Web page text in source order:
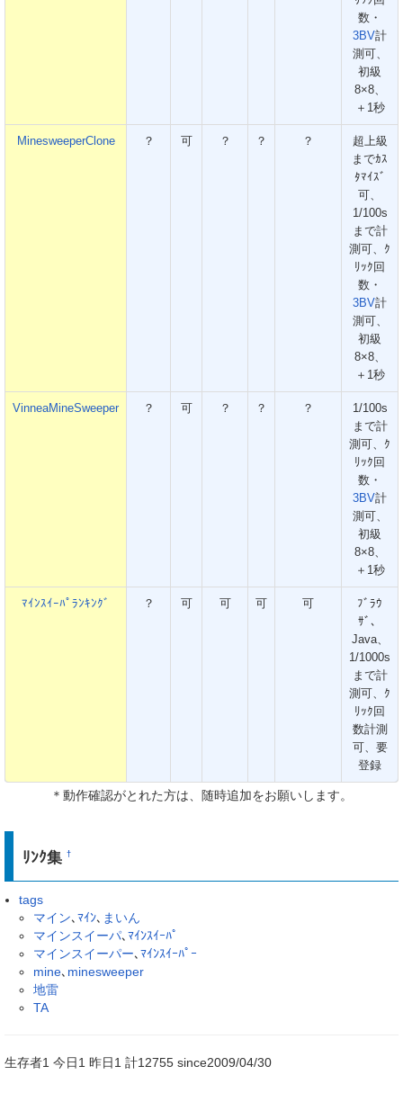
数・
3BV計
測可、
初級
8×8、
＋1秒
MinesweeperClone ？ 可 ？ ？ ？
超上級
までｶｽ
ﾀﾏｲｽﾞ
可、
1/100s
まで計
測可、ｸ
ﾘｯｸ回
数・
3BV計
測可、
初級
8×8、
＋1秒
VinneaMineSweeper ？ 可 ？ ？ ？
1/100s
まで計
測可、ｸ
ﾘｯｸ回
数・
3BV計
測可、
初級
8×8、
＋1秒
ﾏｲﾝｽｲｰﾊﾟﾗﾝｷﾝｸﾞ ？ 可 可 可 可
ﾌﾞﾗｳ
ｻﾞ、
Java、
1/1000s
まで計
測可、ｸ
ﾘｯｸ回
数計測
可、要
登録
＊動作確認がとれた方は、随時追加をお願いします。
ﾘﾝｸ集†
tags
マイン､ ﾏｲﾝ､ まいん
マインスイーパ､ ﾏｲﾝｽｲｰﾊﾟ
マインスイーパー､ ﾏｲﾝｽｲｰﾊﾟｰ
mine､ minesweeper
地雷
TA
生存者1 今日1 昨日1 計12755 since2009/04/30